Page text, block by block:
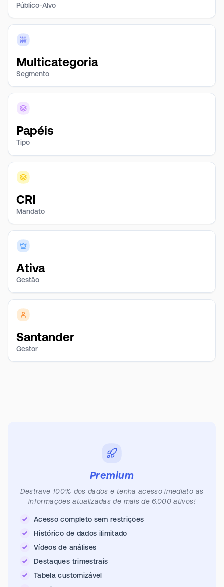
Público-Alvo
Multicategoria
Segmento
Papéis
Tipo
CRI
Mandato
Ativa
Gestão
Santander
Gestor
Premium
Destrave 100% dos dados e tenha acesso imediato as
informações atualizadas de mais de 6.000 ativos!
Acesso completo sem restrições
Histórico de dados ilimitado
Vídeos de análises
Destaques trimestrais
Tabela customizável